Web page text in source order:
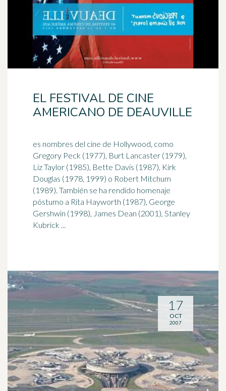
EL FESTIVAL DE CINE
AMERICANO DE DEAUVILLE
es nombres del cine de Hollywood, como
Gregory Peck (1977), Burt Lancaster (1979),
Liz Taylor (1985), Bette Davis (1987), Kirk
Douglas (1978, 1999) o Robert Mitchum
(1989). También se ha rendido homenaje
póstumo a Rita Hayworth (1987), George
Gershwin (1998), James Dean (2001), Stanley
Kubrick ...
17
OCT
2007